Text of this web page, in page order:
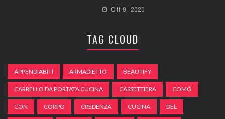
Ott 9, 2020
TAG CLOUD
APPENDIABITI ARMADIETTO BEAUTIFY
CARRELLO DA PORTATA CUCINA CASSETTIERA COMÒ
CON CORPO CREDENZA CUCINA DEL